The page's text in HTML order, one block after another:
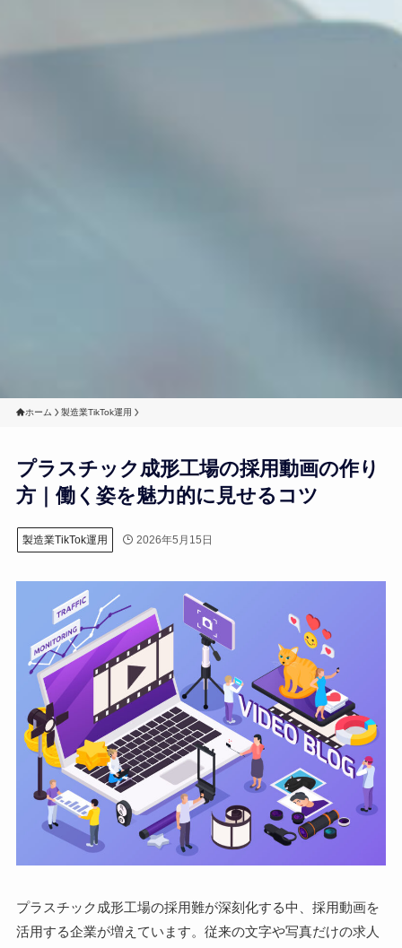
ホーム 製造業TikTok運用
プラスチック成形工場の採用動画の作り
方｜働く姿を魅力的に見せるコツ
製造業TikTok運用 2026年5月15日
プラスチック成形工場の採用難が深刻化する中、採用動画を
活用する企業が増えています。従来の文字や写真だけの求人